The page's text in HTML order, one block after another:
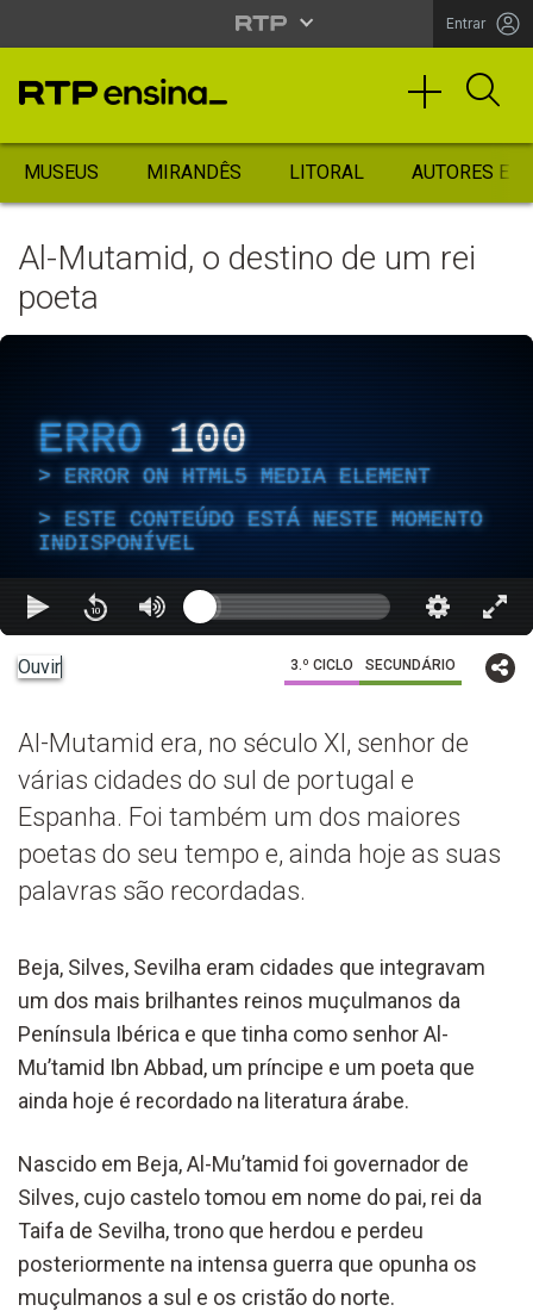
Entrar
MUSEUS MIRANDÊS LITORAL AUTORES
Al-Mutamid, o destino de um rei
poeta
ERRO 100
ERROR ON HTML5 MEDIA ELEMENT
ESTE CONTEÚDO ESTÁ NESTE MOMENTO
INDISPONÍVEL
Ouvir 3.º CICLO SECUNDÁRIO
Al-Mutamid era, no século XI, senhor de
várias cidades do sul de portugal e
Espanha. Foi também um dos maiores
poetas do seu tempo e, ainda hoje as suas
palavras são recordadas.
Beja, Silves, Sevilha eram cidades que integravam
um dos mais brilhantes reinos muçulmanos da
Península Ibérica e que tinha como senhor Al-
Mu’tamid Ibn Abbad, um príncipe e um poeta que
ainda hoje é recordado na literatura árabe.
Nascido em Beja, Al-Mu’tamid foi governador de
Silves, cujo castelo tomou em nome do pai, rei da
Taifa de Sevilha, trono que herdou e perdeu
posteriormente na intensa guerra que opunha os
muçulmanos a sul e os cristão do norte.